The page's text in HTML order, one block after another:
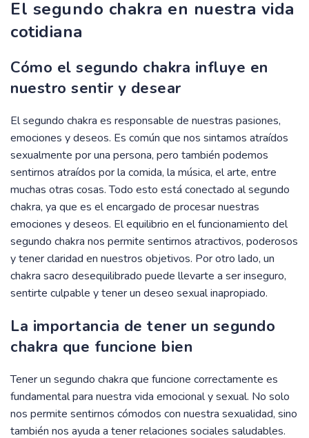
El segundo chakra en nuestra vida
cotidiana
Cómo el segundo chakra influye en
nuestro sentir y desear
El segundo chakra es responsable de nuestras pasiones,
emociones y deseos. Es común que nos sintamos atraídos
sexualmente por una persona, pero también podemos
sentirnos atraídos por la comida, la música, el arte, entre
muchas otras cosas. Todo esto está conectado al segundo
chakra, ya que es el encargado de procesar nuestras
emociones y deseos. El equilibrio en el funcionamiento del
segundo chakra nos permite sentirnos atractivos, poderosos
y tener claridad en nuestros objetivos. Por otro lado, un
chakra sacro desequilibrado puede llevarte a ser inseguro,
sentirte culpable y tener un deseo sexual inapropiado.
La importancia de tener un segundo
chakra que funcione bien
Tener un segundo chakra que funcione correctamente es
fundamental para nuestra vida emocional y sexual. No solo
nos permite sentirnos cómodos con nuestra sexualidad, sino
también nos ayuda a tener relaciones sociales saludables.